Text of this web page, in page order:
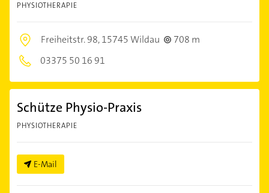
PHYSIOTHERAPIE
Freiheitstr. 98,15745 Wildau
708 m
03375 50 16 91
Schütze Physio-Praxis
PHYSIOTHERAPIE
E-Mail